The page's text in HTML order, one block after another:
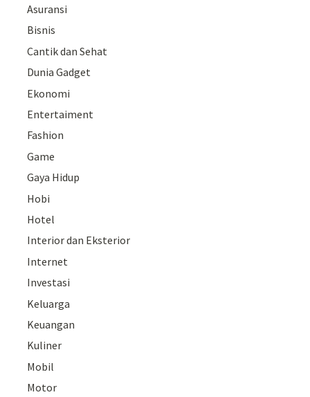
Asuransi
Bisnis
Cantik dan Sehat
Dunia Gadget
Ekonomi
Entertaiment
Fashion
Game
Gaya Hidup
Hobi
Hotel
Interior dan Eksterior
Internet
Investasi
Keluarga
Keuangan
Kuliner
Mobil
Motor